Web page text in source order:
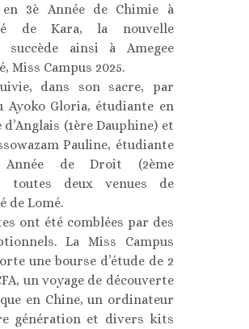
3è Année de Chimie à
de Kara, la nouvelle
succède ainsi à Amegee
Miss Campus 2025.
dans son sacre, par
Ayoko Gloria, étudiante en
d’Anglais (1ère Dauphine) et
Pauline, étudiante
de Droit (2ème
toutes deux venues de
de Lomé.
ont été comblées par des
La Miss Campus
une bourse d’étude de 2
un voyage de découverte
en Chine, un ordinateur
génération et divers kits